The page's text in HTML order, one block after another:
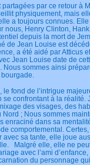
partagées par ce retour à
physiquement, mais
a toujours connues.
Henry Clinton,
depuis la mort de
de Jean Louise est
a été aidé par Atticus
Jean Louise date de
sommes ainsi
fond de l’intrigue
se confrontant à la
des visages, des
; Nous sommes
enraciné dans sa
comportemental.
sa tante, elle joue
Malgré elle, elle ne
avec l’ami
du personnage